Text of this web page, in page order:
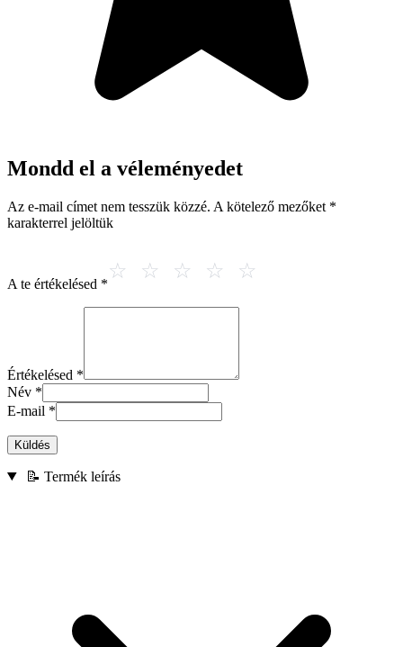
Mondd el a véleményedet
Az e-mail címet nem tesszük közzé. A kötelező mezőket *
karakterrel jelöltük
A te értékelésed *
Értékelésed *
Név *
E-mail *
Küldés
📝 Termék leírás